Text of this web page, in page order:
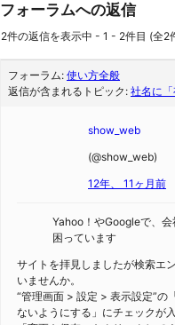
フォーラムへの返信
2件の返信を表示中 - 1 - 2件目 (全2
フォーラム: 使い方全般
返信が含まれるトピック: 社名に
show_web
(@show_web)
12年、 11ヶ月前
Yahoo！やGoogleで、会
困っています
サイトを拝見しましたが検索エ
いませんか。
“管理画面 > 設定 > 表示設定”の
ないようにする」にチェックが